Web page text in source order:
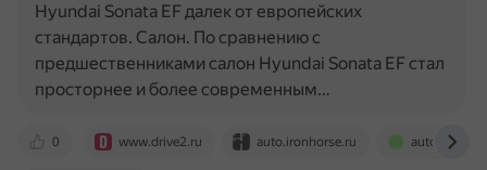
0 www.drive2.ru auto.ironhorse.ru
Hyundai Sonata EF далек от европейских
стандартов. Салон. По сравнению с
предшественниками салон Hyundai Sonata EF стал
просторнее и более современным…